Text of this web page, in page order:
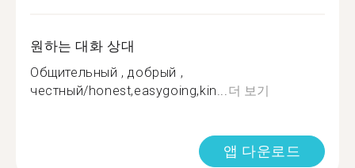
원하는 대화 상대
Общительный , добрый ,
честный/honest,easygoing,kin...더 보기
앱 다운로드